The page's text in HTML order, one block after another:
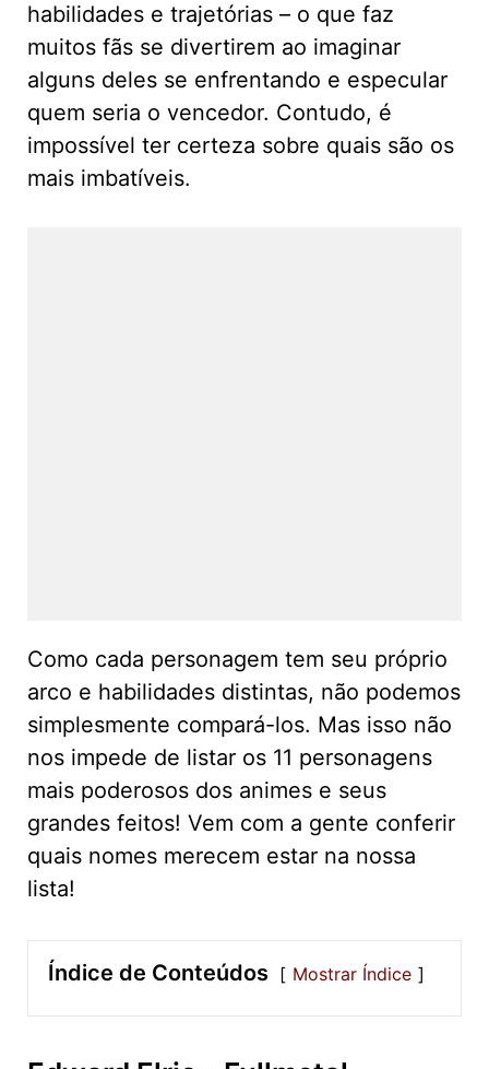
habilidades e trajetórias – o que faz
muitos fãs se divertirem ao imaginar
alguns deles se enfrentando e especular
quem seria o vencedor. Contudo, é
impossível ter certeza sobre quais são os
mais imbatíveis.
Como cada personagem tem seu próprio
arco e habilidades distintas, não podemos
simplesmente compará-los. Mas isso não
nos impede de listar os 11 personagens
mais poderosos dos animes e seus
grandes feitos! Vem com a gente conferir
quais nomes merecem estar na nossa
lista!
Índice de Conteúdos Mostrar Índice